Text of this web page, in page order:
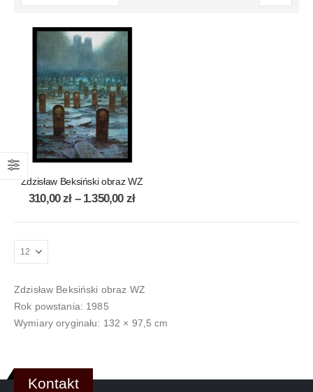
Zdzisław Beksiński obraz WZ
310,00zł – 1.350,00 zł
Zdzisław Beksiński obraz WZ
Rok powstania: 1985
Wymiary oryginału: 132 × 97,5 cm
Kontakt